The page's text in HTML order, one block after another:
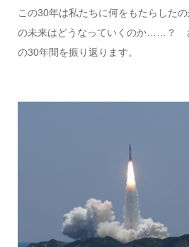
この30年は私たちに何をもたらした
の未来はどうなっていくのか……？
の30年間を振り返ります。